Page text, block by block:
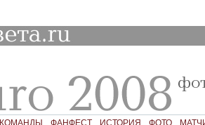
КОМАНДЫ ФАНФЕСТ ИСТОРИЯ ФОТО